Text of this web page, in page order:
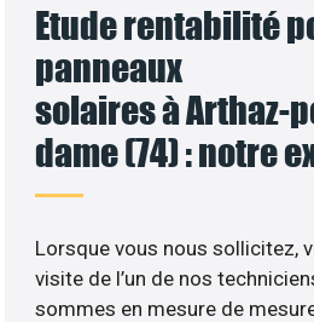
Etude rentabilité
panneaux
solaires à Arthaz-
dame (74) : notre
Lorsque vous nous sollicitez,
visite de l’un de nos
sommes en mesure de